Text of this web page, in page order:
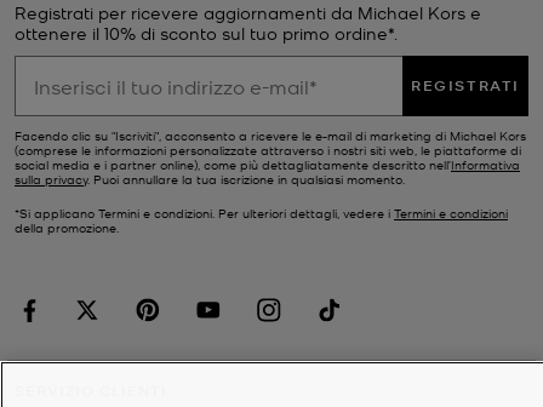
Registrati per ricevere aggiornamenti da Michael Kors e
ottenere il 10% di sconto sul tuo primo ordine*.
REGISTRATI
Facendo clic su "Iscriviti", acconsento a ricevere le e-mail di marketing di Michael Kors
(comprese le informazioni personalizzate attraverso i nostri siti web, le piattaforme di
social media e i partner online), come più dettagliatamente descritto nell’Informativa
sulla privacy. Puoi annullare la tua iscrizione in qualsiasi momento.
*Si applicano Termini e condizioni. Per ulteriori dettagli, vedere i Termini e condizioni
della promozione.